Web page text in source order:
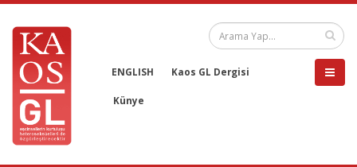
ENGLISH Kaos GL Dergisi
Künye